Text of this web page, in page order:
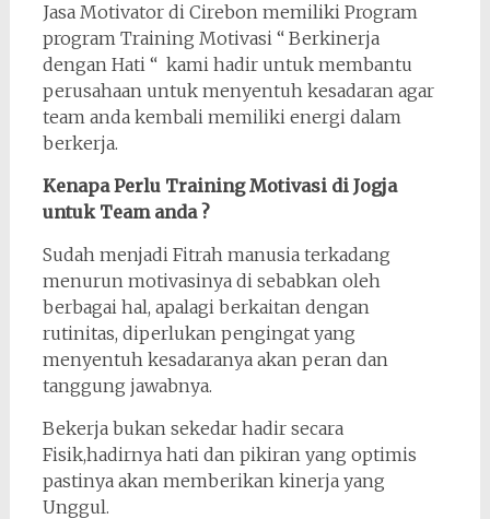
Jasa Motivator di Cirebon memiliki Program
program Training Motivasi “ Berkinerja
dengan Hati “ kami hadir untuk membantu
perusahaan untuk menyentuh kesadaran agar
team anda kembali memiliki energi dalam
berkerja.
Kenapa Perlu Training Motivasi di Jogja
untuk Team anda ?
Sudah menjadi Fitrah manusia terkadang
menurun motivasinya di sebabkan oleh
berbagai hal, apalagi berkaitan dengan
rutinitas, diperlukan pengingat yang
menyentuh kesadaranya akan peran dan
tanggung jawabnya.
Bekerja bukan sekedar hadir secara
Fisik,hadirnya hati dan pikiran yang optimis
pastinya akan memberikan kinerja yang
Unggul.